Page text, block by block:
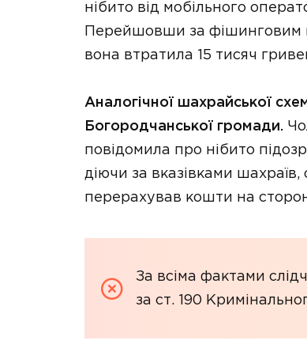
нібито від мобільного
Перейшовши за фішинговим
вона втратила 15 тисяч
Аналогічної шахрайської
Богородчанської громади.
повідомила про нібито
діючи за вказівками
перерахував кошти на
За всіма фактами
за ст. 190